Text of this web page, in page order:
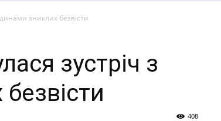
зниклих безвісти
зустріч з
408